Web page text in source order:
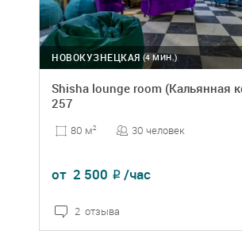
(4 МИН.)
НОВОКУЗНЕЦКАЯ
Shisha lounge room (Кальянная
257
80 м2 30 человек
от 2 500 ₽ /час
2 отзыва